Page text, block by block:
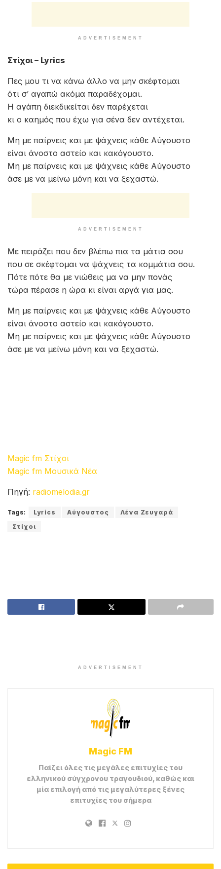
ADVERTISEMENT
Στίχοι – Lyrics
Πες μου τι να κάνω άλλο να μην σκέφτομαι
ότι σ’ αγαπώ ακόμα παραδέχομαι.
Η αγάπη διεκδικείται δεν παρέχεται
κι ο καημός που έχω για σένα δεν αντέχεται.
Μη με παίρνεις και με ψάχνεις κάθε Αύγουστο
είναι άνοστο αστείο και κακόγουστο.
Μη με παίρνεις και με ψάχνεις κάθε Αύγουστο
άσε με να μείνω μόνη και να ξεχαστώ.
ADVERTISEMENT
Με πειράζει που δεν βλέπω πια τα μάτια σου
που σε σκέφτομαι να ψάχνεις τα κομμάτια σου.
Πότε πότε θα με νιώθεις μα να μην πονάς
τώρα πέρασε η ώρα κι είναι αργά για μας.
Μη με παίρνεις και με ψάχνεις κάθε Αύγουστο
είναι άνοστο αστείο και κακόγουστο.
Μη με παίρνεις και με ψάχνεις κάθε Αύγουστο
άσε με να μείνω μόνη και να ξεχαστώ.
Magic fm Στίχοι
Magic fm Μουσικά Νέα
Πηγή: radiomelodia.gr
Tags: Lyrics Αύγουστος
Λένα Ζευγαρά
Στίχοι
ADVERTISEMENT
Magic FM
Παίζει όλες τις μεγάλες επιτυχίες του
ελληνικού σύγχρονου τραγουδιού, καθώς και
μία επιλογή από τις μεγαλύτερες ξένες
επιτυχίες του σήμερα